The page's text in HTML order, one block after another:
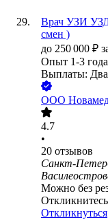
Врач УЗИ
смен )
до 250 000 ₽
Опыт 1-3 года
Выплаты: Два
ООО
4.7
•
20 отзывов
Санкт-
Можно без
Откликнуться